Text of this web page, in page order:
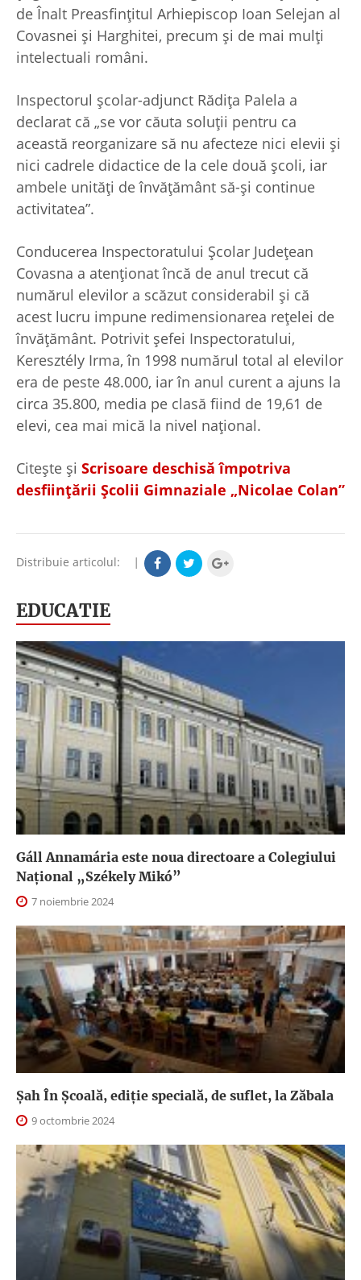
de Înalt Preasfinţitul Arhiepiscop Ioan Selejan al
Covasnei şi Harghitei, precum şi de mai mulţi
intelectuali români.
Inspectorul şcolar-adjunct Rădiţa Palela a
declarat că „se vor căuta soluţii pentru ca
această reorganizare să nu afecteze nici elevii şi
nici cadrele didactice de la cele două şcoli, iar
ambele unităţi de învăţământ să-şi continue
activitatea”.
Conducerea Inspectoratului Şcolar Judeţean
Covasna a atenţionat încă de anul trecut că
numărul elevilor a scăzut considerabil şi că
acest lucru impune redimensionarea reţelei de
învăţământ. Potrivit şefei Inspectoratului,
Keresztély Irma, în 1998 numărul total al elevilor
era de peste 48.000, iar în anul curent a ajuns la
circa 35.800, media pe clasă fiind de 19,61 de
elevi, cea mai mică la nivel naţional.
Citeşte şi Scrisoare deschisă împotriva
desfiinţării Şcolii Gimnaziale „Nicolae Colan”
Distribuie articolul: |
EDUCATIE
Gáll Annamária este noua directoare a Colegiului
Național „Székely Mikó”
7 noiembrie 2024
Șah În Școală, ediție specială, de suflet, la Zăbala
9 octombrie 2024